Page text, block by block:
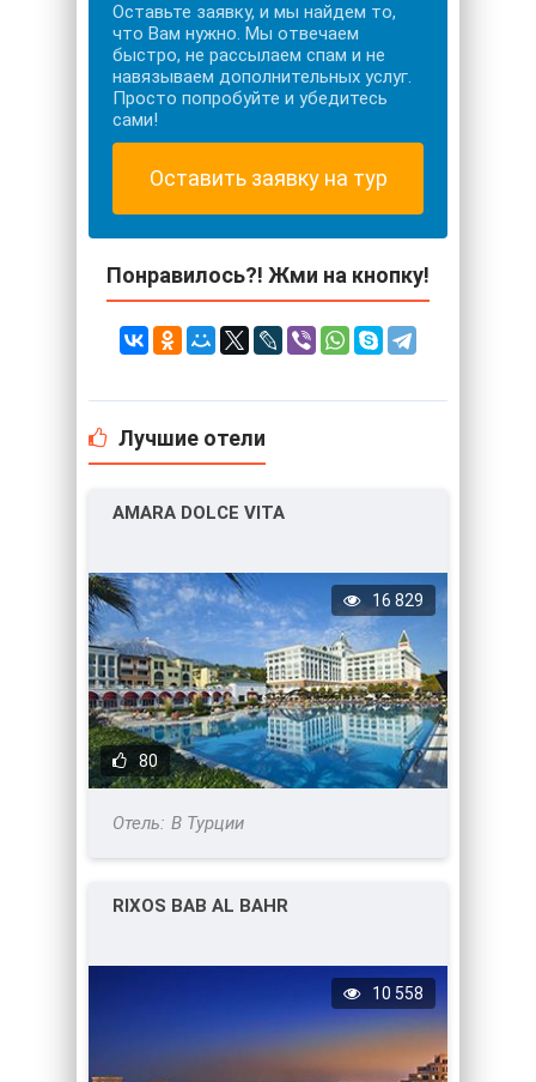
Оставьте заявку, и мы найдем то,
что Вам нужно. Мы отвечаем
быстро, не рассылаем спам и не
навязываем дополнительных услуг.
Просто попробуйте и убедитесь
сами!
Оставить заявку на тур
Понравилось?! Жми на кнопку!
Лучшие отели
AMARA DOLCE VITA
80
16 829
В Турции
RIXOS BAB AL BAHR
10 558